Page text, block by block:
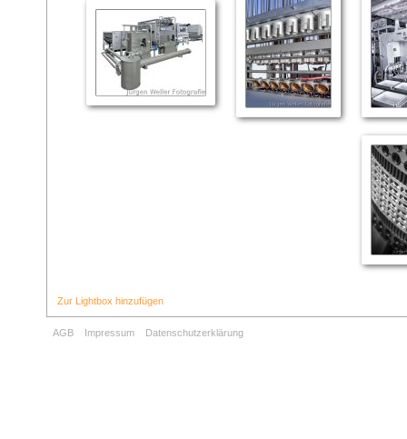
Zur Lightbox hinzufügen
AGB Impressum Datenschutzerklärung